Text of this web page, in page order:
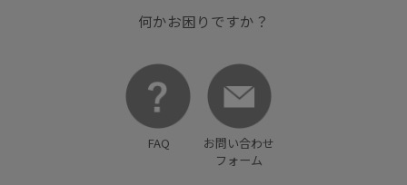
何かお困りですか？
FAQ
お問い合わせ
フォーム